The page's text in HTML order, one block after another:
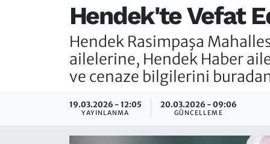
Hendek'te Vefat
Hendek Rasimpaşa
ailelerine, Hendek Haber
ve cenaze bilgilerini
19.03.2026 - 12:05
YAYINLANMA
20.03.2026 - 09:06
GÜNCELLEME
Nöbetçi Eczaneler
Vefat Edenler
Sakarya
Hakkında
Hendek Haber Reklam Servisi
İletişim
Süper Lig Puan Durumu ve Fikstür
Tüm Manşetler
Son Dakika Haberleri
Haber Arşivi